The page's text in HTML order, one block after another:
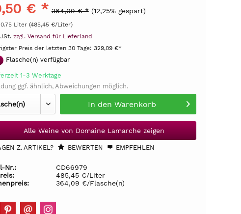
€ * 364,09 € * (12,25% gespart)
0.75 Liter (485,45 €/Liter)
zzgl. Versand für Lieferland
Preis der letzten 30 Tage: 329,09 €*
Flasche(n) verfügbar
1-3 Werktage
ggf. ähnlich, Abweichungen möglich.
In den Warenkorb
Alle Weine von Domaine Lamarche zeigen
Z. ARTIKEL? BEWERTEN EMPFEHLEN
Nr.:
CD66979
485,45 €/Liter
364,09 €/Flasche(n)